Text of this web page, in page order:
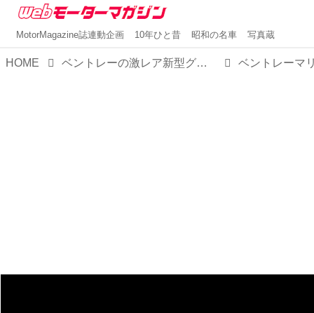
MotorMagazine誌連動企画 10年ひと昔 昭和の名車 写真蔵
HOME ベントレーの激レア新型グランドツアラー「バトゥール」プロジェクトが本格始動。今度はいったい何台作るのか？